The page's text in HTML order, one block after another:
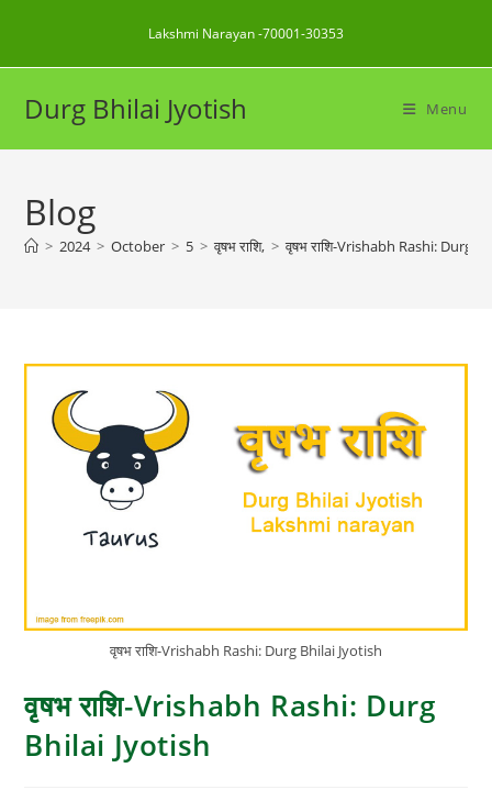
content
Lakshmi Narayan -70001-30353
Durg Bhilai Jyotish Menu
Blog
> 2024 > October > 5 > वृषभ राशि, > वृषभ राशि-Vrishabh Rashi: Durg
वृषभ राशि-Vrishabh Rashi: Durg Bhilai Jyotish
वृषभ राशि-Vrishabh Rashi: Durg
Bhilai Jyotish